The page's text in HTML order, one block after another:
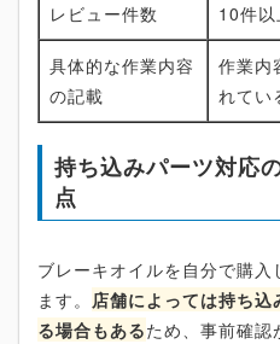
レビュー件数 10件
具体的な作業内容
の記載
作業内
れてい
持ち込みパーツ対応
点
ブレーキオイルを自分で購入
ます。 店舗によっては持ち
る場合もあるため、事前確認